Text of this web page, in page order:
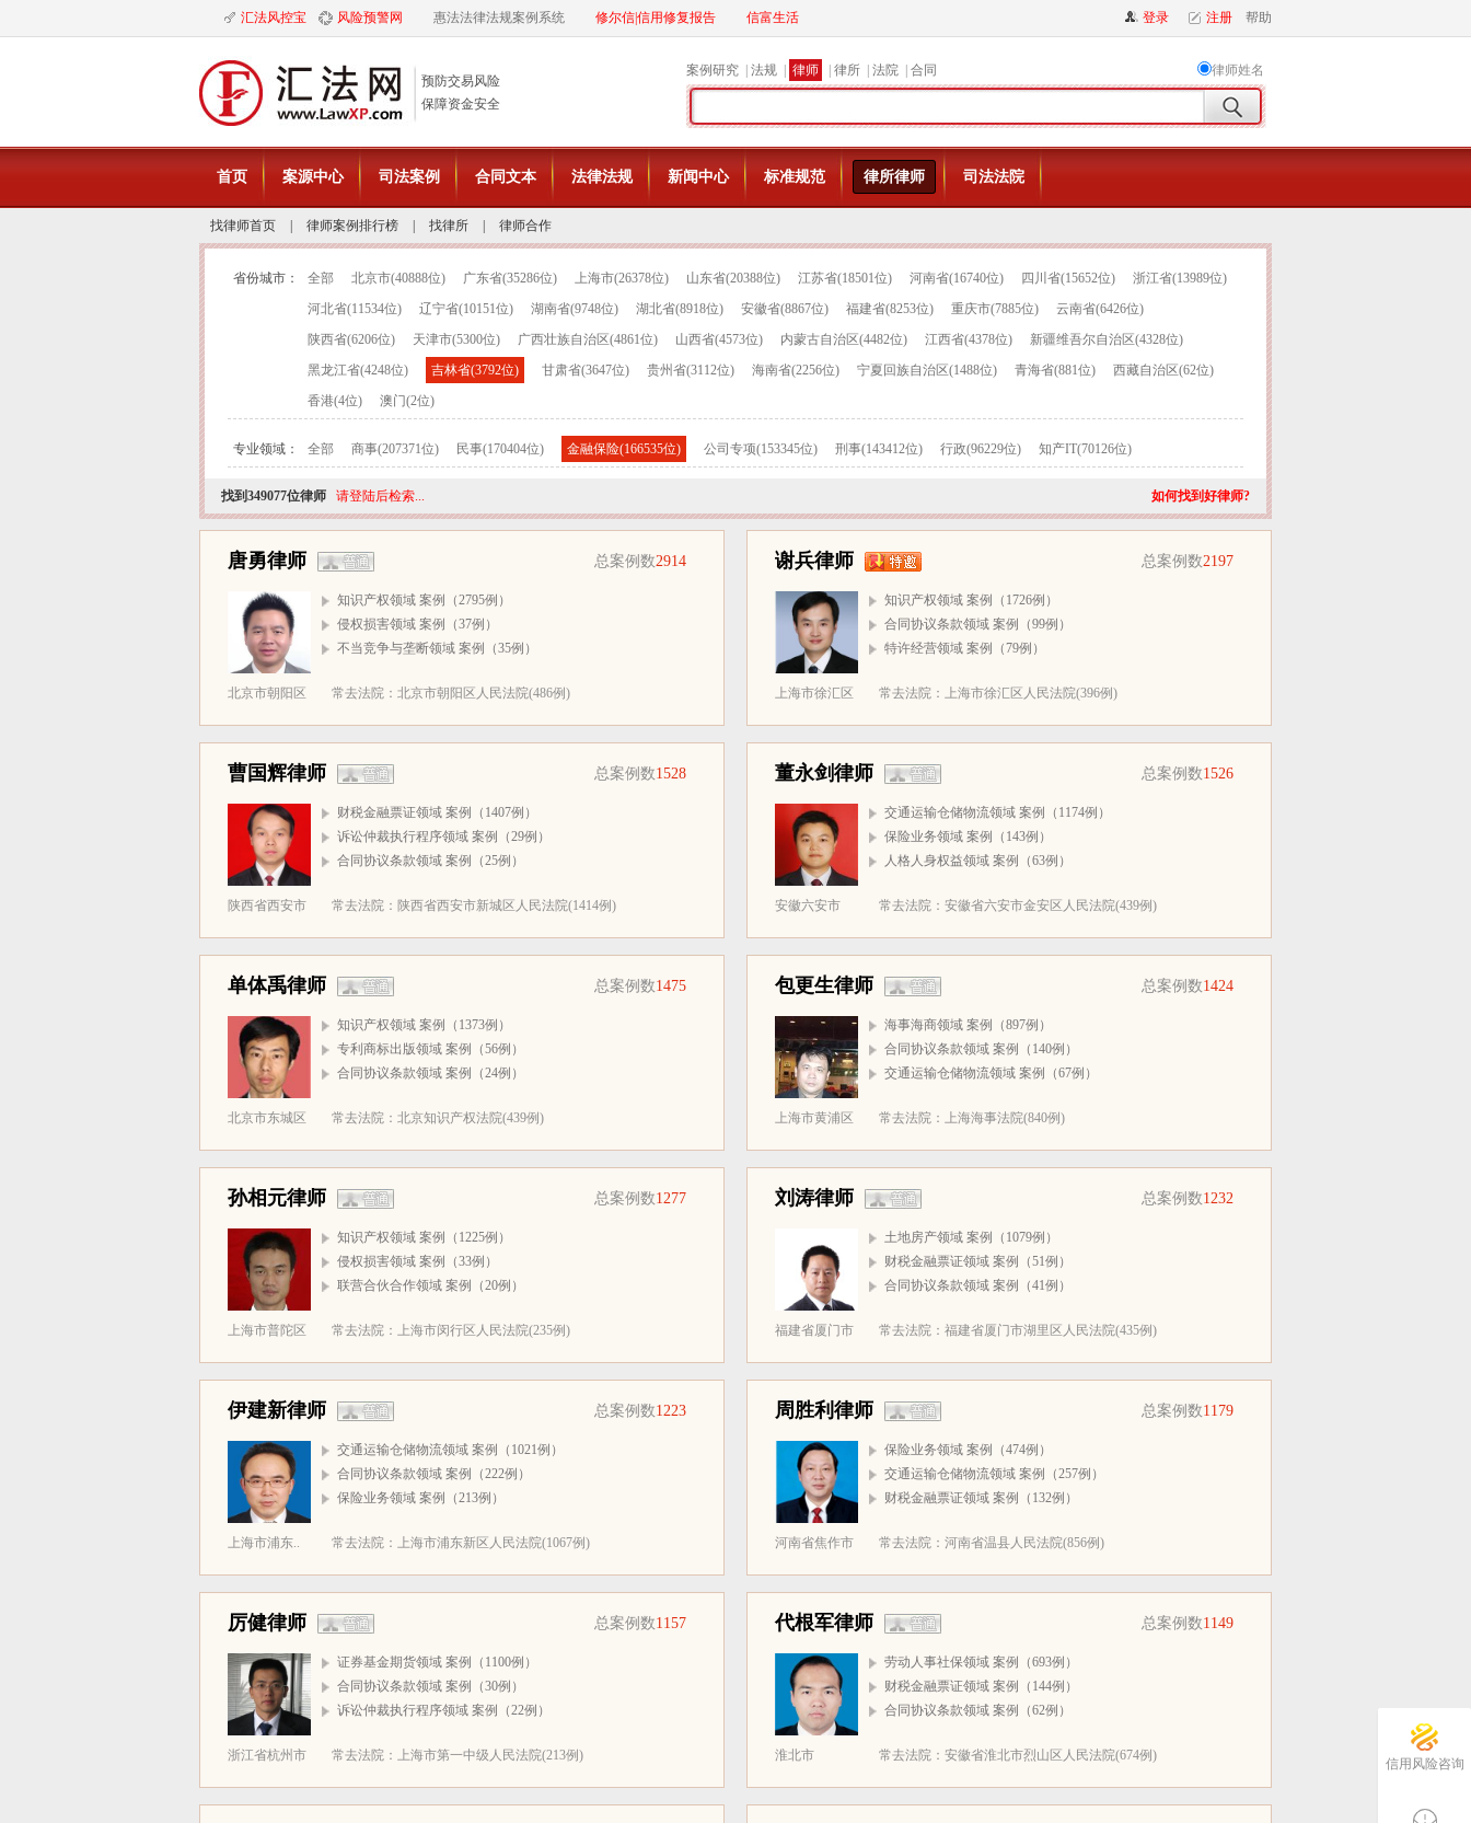
汇法风控宝 风险预警网 惠法法律法规案例系统 修尔信|信用修复报告 信富生活 登录 注册 帮助
预防交易风险
保障资金安全
案例研究 法规 律师 律所 法院 合同 律师姓名
首页 案源中心 司法案例 合同文本 法律法规 新闻中心 标准规范 律所律师 司法法院
找律师首页 律师案例排行榜 找律所 律师合作
省份城市： 全部 北京市(40888位) 广东省(35286位) 上海市(26378位) 山东省(20388位) 江苏省(18501位) 河南省(16740位) 四川省(15652位)
浙江省(13989位)
河北省(11534位)
辽宁省(10151位) 湖南省(9748位) 湖北省(8918位) 安徽省(8867位) 福建省(8253位) 重庆市(7885位)
云南省(6426位)
陕西省(6206位)
天津市(5300位) 广西壮族自治区(4861位) 山西省(4573位) 内蒙古自治区(4482位) 江西省(4378位)
新疆维吾尔自治区(4328位)
黑龙江省(4248位)
吉林省(3792位) 甘肃省(3647位) 贵州省(3112位) 海南省(2256位) 宁夏回族自治区(1488位) 青海省(881位)
西藏自治区(62位)
香港(4位)
澳门(2位)
专业领域： 全部 商事(207371位) 民事(170404位) 金融保险(166535位) 公司专项(153345位) 刑事(143412位) 行政(96229位) 知产IT(70126位)
找到349077位律师 请登陆后检索... 如何找到好律师?
唐勇律师 总案例数2914
知识产权领域 案例（2795例）
侵权损害领域 案例（37例）
不当竞争与垄断领域 案例（35例）
北京市朝阳区 常去法院：北京市朝阳区人民法院(486例)
谢兵律师 总案例数2197
知识产权领域 案例（1726例）
合同协议条款领域 案例（99例）
特许经营领域 案例（79例）
上海市徐汇区 常去法院：上海市徐汇区人民法院(396例)
曹国辉律师 总案例数1528
财税金融票证领域 案例（1407例）
诉讼仲裁执行程序领域 案例（29例）
合同协议条款领域 案例（25例）
陕西省西安市 常去法院：陕西省西安市新城区人民法院(1414例)
董永剑律师 总案例数1526
交通运输仓储物流领域 案例（1174例）
保险业务领域 案例（143例）
人格人身权益领域 案例（63例）
安徽六安市 常去法院：安徽省六安市金安区人民法院(439例)
单体禹律师 总案例数1475
知识产权领域 案例（1373例）
专利商标出版领域 案例（56例）
合同协议条款领域 案例（24例）
北京市东城区 常去法院：北京知识产权法院(439例)
包更生律师 总案例数1424
海事海商领域 案例（897例）
合同协议条款领域 案例（140例）
交通运输仓储物流领域 案例（67例）
上海市黄浦区 常去法院：上海海事法院(840例)
孙相元律师 总案例数1277
知识产权领域 案例（1225例）
侵权损害领域 案例（33例）
联营合伙合作领域 案例（20例）
上海市普陀区 常去法院：上海市闵行区人民法院(235例)
刘涛律师 总案例数1232
土地房产领域 案例（1079例）
财税金融票证领域 案例（51例）
合同协议条款领域 案例（41例）
福建省厦门市 常去法院：福建省厦门市湖里区人民法院(435例)
伊建新律师 总案例数1223
交通运输仓储物流领域 案例（1021例）
合同协议条款领域 案例（222例）
保险业务领域 案例（213例）
上海市浦东.. 常去法院：上海市浦东新区人民法院(1067例)
周胜利律师 总案例数1179
保险业务领域 案例（474例）
交通运输仓储物流领域 案例（257例）
财税金融票证领域 案例（132例）
河南省焦作市 常去法院：河南省温县人民法院(856例)
厉健律师 总案例数1157
证券基金期货领域 案例（1100例）
合同协议条款领域 案例（30例）
诉讼仲裁执行程序领域 案例（22例）
浙江省杭州市 常去法院：上海市第一中级人民法院(213例)
代根军律师 总案例数1149
劳动人事社保领域 案例（693例）
财税金融票证领域 案例（144例）
合同协议条款领域 案例（62例）
淮北市 常去法院：安徽省淮北市烈山区人民法院(674例)
信用风险咨询